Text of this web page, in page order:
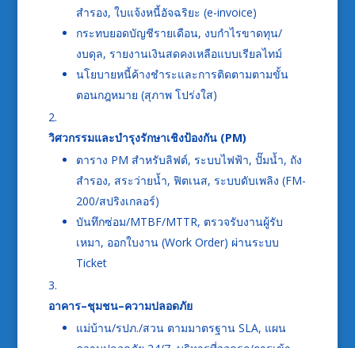
สำรอง, ใบแจ้งหนี้อัจฉริยะ (e-invoice)
กระทบยอดบัญชีรายเดือน, งบกำไรขาดทุน/
งบดุล, รายงานเงินสดคงเหลือแบบเรียลไทม์
นโยบายหนี้ค้างชำระและการติดตามตามขั้น
ตอนกฎหมาย (สุภาพ โปร่งใส)
วิศวกรรมและบำรุงรักษาเชิงป้องกัน (PM)
ตาราง PM สำหรับลิฟต์, ระบบไฟฟ้า, ปั๊มน้ำ, ถัง
สำรอง, สระว่ายน้ำ, ฟิตเนส, ระบบดับเพลิง (FM-
200/สปริงเกลอร์)
บันทึกซ่อม/MTBF/MTTR, ตรวจรับงานผู้รับ
เหมา, ออกใบงาน (Work Order) ผ่านระบบ
Ticket
อาคาร–ชุมชน–ความปลอดภัย
แม่บ้าน/รปภ./สวน ตามมาตรฐาน SLA, แผน